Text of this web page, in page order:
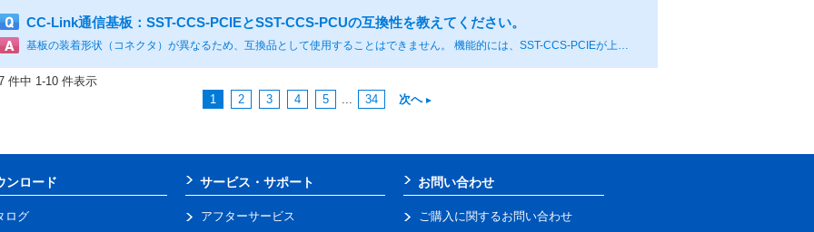
CC-Link通信基板：SST-CCS-PCIEとSST-CCS-PCUの互換性を教えてください。
基板の装着形状（コネクタ）が異なるため、互換品として使用することはできません。 機能的には、SST-CCS-PCIEが上位となります。 YRC1000ではSST-CCS-PCIEのみが使用可能です。 SST-CCS-PCU： コネクタタイプ：PCI CC-Linkバージョン：Ver1 SST-CCS-PCIE： コネクタタイプ：PCI-Express CC-Linkバージョン：Ver2
件中 1-10 件表示
1
2 3 4 5 ... 34 次へ
ンロード
ログ
サービス・サポート
アフターサービス
お問い合わせ
ご購入に関するお問い合わせ